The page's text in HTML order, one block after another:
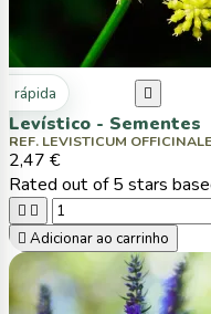
rápida 
Levístico - Sementes
REF. LEVISTICUM OFFICINALE
2,47 €
Rated out of 5 stars
 
 Adicionar ao carrinho